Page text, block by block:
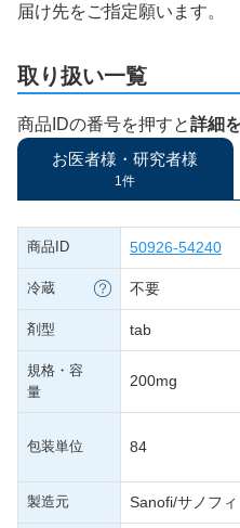
届け先をご指定願います。
取り扱い一覧
商品IDの番号を押すと詳細
お医者様・研究者様
1件
商品ID 50926-54240
冷蔵 不要
剤型 tab
規格・容
量
200mg
包装単位 84
製造元 Sanofi/サノフィ